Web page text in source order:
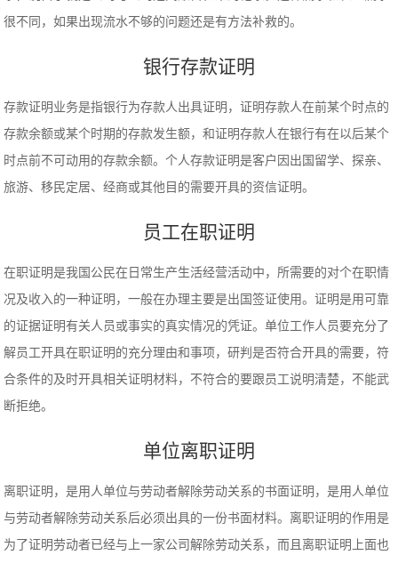
很不同，如果出现流水不够的问题还是有方法补救的。
银行存款证明
存款证明业务是指银行为存款人出具证明，证明存款人在前某个时点的
存款余额或某个时期的存款发生额，和证明存款人在银行有在以后某个
时点前不可动用的存款余额。个人存款证明是客户因出国留学、探亲、
旅游、移民定居、经商或其他目的需要开具的资信证明。
员工在职证明
在职证明是我国公民在日常生产生活经营活动中，所需要的对个在职情
况及收入的一种证明，一般在办理主要是出国签证使用。证明是用可靠
的证据证明有关人员或事实的真实情况的凭证。单位工作人员要充分了
解员工开具在职证明的充分理由和事项，研判是否符合开具的需要，符
合条件的及时开具相关证明材料，不符合的要跟员工说明清楚，不能武
断拒绝。
单位离职证明
离职证明，是用人单位与劳动者解除劳动关系的书面证明，是用人单位
与劳动者解除劳动关系后必须出具的一份书面材料。离职证明的作用是
为了证明劳动者已经与上一家公司解除劳动关系，而且离职证明上面也